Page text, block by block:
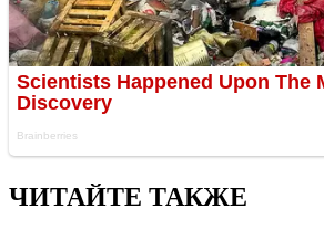
ЧИТАЙТЕ ТАКЖЕ